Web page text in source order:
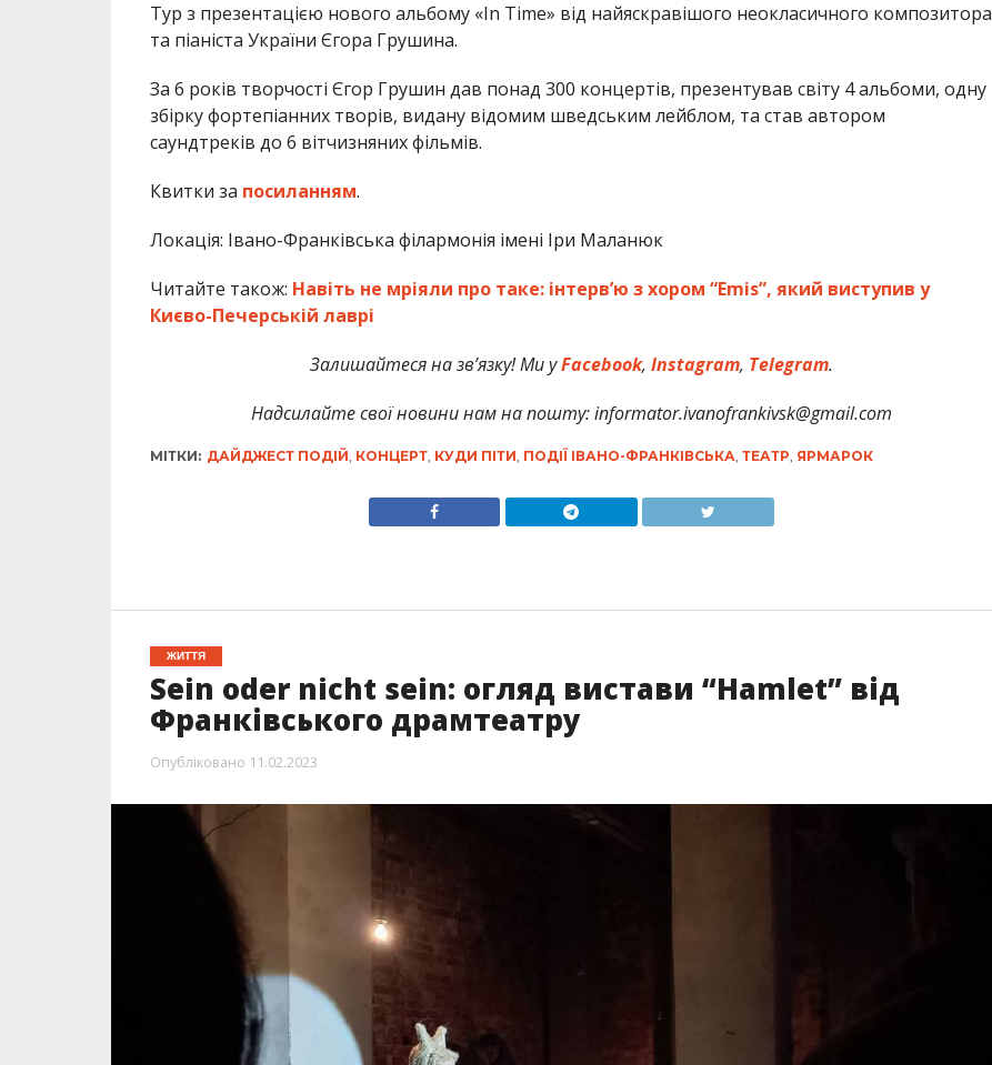
Тур з презентацією нового альбому «In Time» від найяскравішого неокласичного композитора
та піаніста України Єгора Грушина.
За 6 років творчості Єгор Грушин дав понад 300 концертів, презентував світу 4 альбоми, одну
збірку фортепіанних творів, видану відомим шведським лейблом, та став автором
саундтреків до 6 вітчизняних фільмів.
Квитки за посиланням.
Локація: Івано-Франківська філармонія імені Іри Маланюк
Читайте також: Навіть не мріяли про таке: інтерв’ю з хором “Emis”, який виступив у
Києво-Печерській лаврі
Залишайтеся на зв’язку! Ми уFacebook, Instagram, Telegram.
Надсилайте свої новини нам на пошту: informator.ivanofrankivsk@gmail.com
МІТКИ: ДАЙДЖЕСТ ПОДІЙ, КОНЦЕРТ, КУДИ ПІТИ, ПОДІЇ ІВАНО-ФРАНКІВСЬКА, ТЕАТР, ЯРМАРОК
ЖИТТЯ
Sein oder nicht sein: огляд вистави “Hamlet” від
Франківського драмтеатру
Опубліковано 11.02.2023